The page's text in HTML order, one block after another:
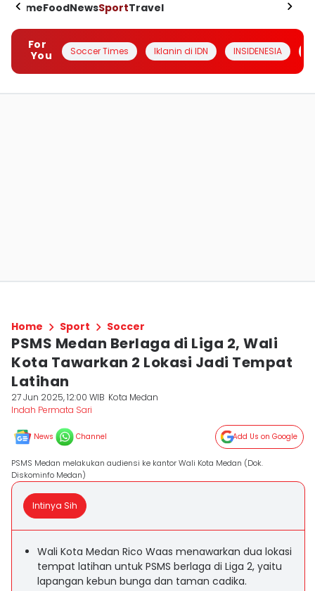
HomeFoodNewsSportTravel
For
You
Soccer Times Iklanin di IDN INSIDENESIA
Home Sport Soccer
PSMS Medan Berlaga di Liga 2, Wali
Kota Tawarkan 2 Lokasi Jadi Tempat
Latihan
27 Jun 2025, 12:00 WIB Kota Medan
Indah Permata Sari
News Channel Add Us on Google
PSMS Medan melakukan audiensi ke kantor Wali Kota Medan (Dok.
Diskominfo Medan)
Intinya Sih
Wali Kota Medan Rico Waas menawarkan dua lokasi
tempat latihan untuk PSMS berlaga di Liga 2, yaitu
lapangan kebun bunga dan taman cadika.